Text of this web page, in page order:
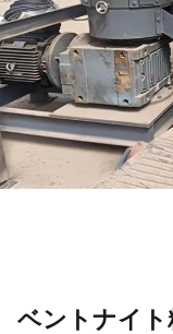
ベントナイト